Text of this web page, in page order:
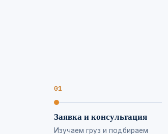
Заявка и консультация
Изучаем груз и подбираем